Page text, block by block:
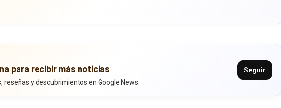
para recibir más noticias
reseñas y descubrimientos en Google News.
Seguir